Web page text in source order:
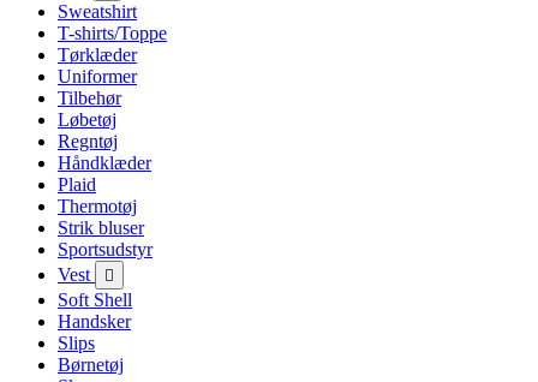
Sweatshirt
T-shirts/Toppe
Tørklæder
Uniformer
Tilbehør
Løbetøj
Regntøj
Håndklæder
Plaid
Thermotøj
Strik bluser
Sportsudstyr
Vest

Soft Shell
Handsker
Slips
Børnetøj